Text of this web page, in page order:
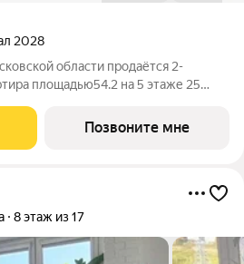
2028
области продаётся 2-
площадью54.2 на 5 этаже 25
7 минут на автомобиле до
Позвоните мне
8 этаж из 17